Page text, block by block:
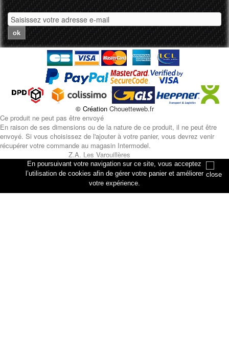
En poursuivant votre navigation sur ce site, vous acceptez
l’utilisation de cookies afin de gérer votre panier et améliorer
votre expérience.
ok
© Création Chouetteweb.fr
Ce produit ne peut pas être envoyé
En raison de ses dimensions ou de la nature de ce produit, il ne peut être
envoyé. Si vous choisissez de l'ajouter à votre panier, vous devrez venir
récupérer votre commande au magasin Intermodel.
Z.A. Les Varouillères
rue des artisans
76330 Petiville
Ajouter au panier